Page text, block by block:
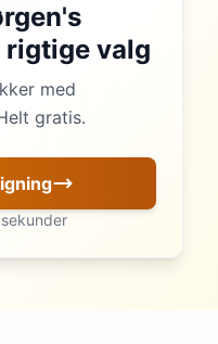
rigtige valg
med
gratis.